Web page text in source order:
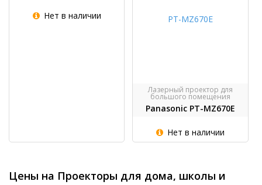
Нет в наличии
Лазерный проектор для
большого помещения
Panasonic PT-MZ670E
Нет в наличии
Цены на Проекторы для дома, школы и